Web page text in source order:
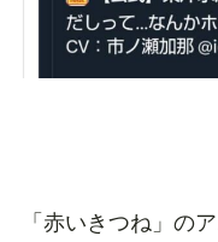
「赤いきつね」の